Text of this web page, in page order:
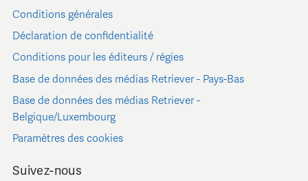
Conditions générales
Déclaration de confidentialité
Conditions pour les éditeurs / régies
Base de données des médias Retriever - Pays-Bas
Base de données des médias Retriever -
Belgique/Luxembourg
Paramètres des cookies
Suivez-nous